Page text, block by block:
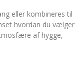
eller kombineres til
hvordan du vælger
af hygge,